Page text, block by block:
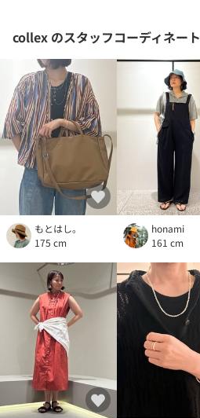
collex のスタッフコーディネート
もとはし。
175 cm
honami
161 cm